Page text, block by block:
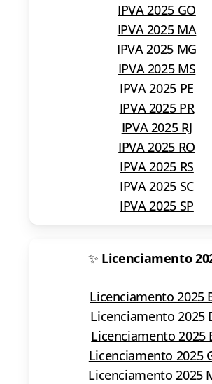
IPVA 2025 GO
IPVA 2025 MA
IPVA 2025 MG
IPVA 2025 MS
IPVA 2025 PE
IPVA 2025 PR
IPVA 2025 RJ
IPVA 2025 RO
IPVA 2025 RS
IPVA 2025 SC
IPVA 2025 SP
✨ Licenciamento
Licenciamento 2025
Licenciamento 2025
Licenciamento 2025
Licenciamento 2025
Licenciamento 2025